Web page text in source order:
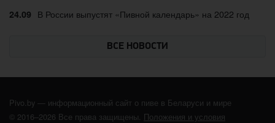
24.09 В России выпустят «Пивной календарь» на 2022 год
ВСЕ НОВОСТИ
Pivo.by — информационный сайт о пиве в Беларуси и мире
© 2016–2026 Все права защищены. Положения и условия